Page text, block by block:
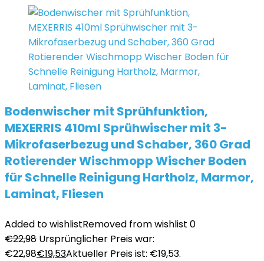
Bodenwischer mit Sprühfunktion,
MEXERRIS 410ml Sprühwischer mit 3-
Mikrofaserbezug und Schaber, 360 Grad
Rotierender Wischmopp Wischer Boden
für Schnelle Reinigung Hartholz, Marmor,
Laminat, Fliesen
Added to wishlistRemoved from wishlist 0
€22,98 Ursprünglicher Preis war:
€22,98€19,53Aktueller Preis ist: €19,53.